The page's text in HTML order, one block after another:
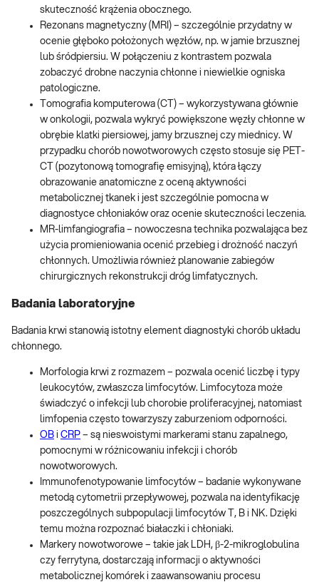
skuteczność krążenia obocznego.
Rezonans magnetyczny (MRI) – szczególnie przydatny w
ocenie głęboko położonych węzłów, np. w jamie brzusznej
lub śródpiersiu. W połączeniu z kontrastem pozwala
zobaczyć drobne naczynia chłonne i niewielkie ogniska
patologiczne.
Tomografia komputerowa (CT) – wykorzystywana głównie
w onkologii, pozwala wykryć powiększone węzły chłonne w
obrębie klatki piersiowej, jamy brzusznej czy miednicy. W
przypadku chorób nowotworowych często stosuje się PET-
CT (pozytonową tomografię emisyjną), która łączy
obrazowanie anatomiczne z oceną aktywności
metabolicznej tkanek i jest szczególnie pomocna w
diagnostyce chłoniaków oraz ocenie skuteczności leczenia.
MR-limfangiografia – nowoczesna technika pozwalająca bez
użycia promieniowania ocenić przebieg i drożność naczyń
chłonnych. Umożliwia również planowanie zabiegów
chirurgicznych rekonstrukcji dróg limfatycznych.
Badania laboratoryjne
Badania krwi stanowią istotny element diagnostyki chorób układu
chłonnego.
Morfologia krwi z rozmazem – pozwala ocenić liczbę i typy
leukocytów, zwłaszcza limfocytów. Limfocytoza może
świadczyć o infekcji lub chorobie proliferacyjnej, natomiast
limfopenia często towarzyszy zaburzeniom odporności.
OB i CRP – są nieswoistymi markerami stanu zapalnego,
pomocnymi w różnicowaniu infekcji i chorób
nowotworowych.
Immunofenotypowanie limfocytów – badanie wykonywane
metodą cytometrii przepływowej, pozwala na identyfikację
poszczególnych subpopulacji limfocytów T, B i NK. Dzięki
temu można rozpoznać białaczki i chłoniaki.
Markery nowotworowe – takie jak LDH, β-2-mikroglobulina
czy ferrytyna, dostarczają informacji o aktywności
metabolicznej komórek i zaawansowaniu procesu